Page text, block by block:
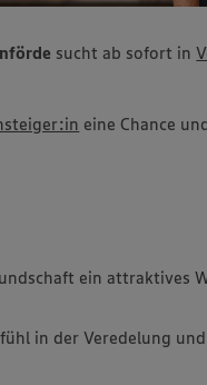
sucht ab sofort in
eine Chance
ein attraktives
in der Veredelung